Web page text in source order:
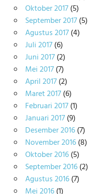
Oktober 2017(5)
September 2017(5)
Agustus 2017(4)
Juli 2017(6)
Juni 2017(2)
Mei 2017(7)
April 2017(2)
Maret 2017(6)
Februari 2017(1)
Januari 2017(9)
Desember 2016(7)
November 2016(8)
Oktober 2016(5)
September 2016(2)
Agustus 2016(7)